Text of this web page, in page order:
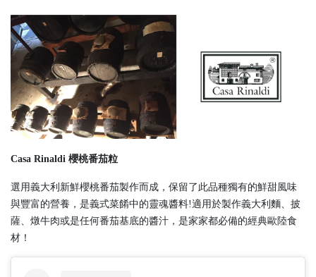
Casa Rinaldi 櫻桃番茄粒
選用義大利新鮮櫻桃番茄製作而成，保留了此品種獨有的鮮甜風味
與豐富的營養，是義式菜餚中的靈魂醬料!適用於製作義大利麵、披
薩、燉牛肉或是任何番茄基底的醬汁，是家家都必備的經典歐陸食
材！